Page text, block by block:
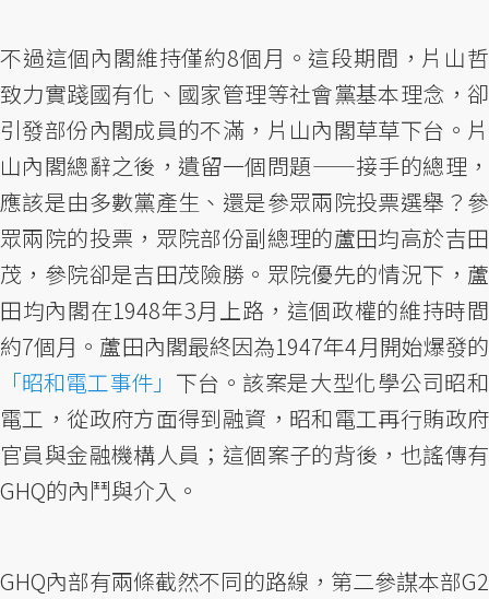
不過這個內閣維持僅約8個月。這段期間，片山哲
致力實踐國有化、國家管理等社會黨基本理念，卻
引發部份內閣成員的不滿，片山內閣草草下台。片
山內閣總辭之後，遺留一個問題——接手的總理，
應該是由多數黨產生、還是參眾兩院投票選舉？參
眾兩院的投票，眾院部份副總理的蘆田均高於吉田
茂，參院卻是吉田茂險勝。眾院優先的情況下，蘆
田均內閣在1948年3月上路，這個政權的維持時間
約7個月。蘆田內閣最終因為1947年4月開始爆發的
「昭和電工事件」 下台。該案是大型化學公司昭和
電工，從政府方面得到融資，昭和電工再行賄政府
官員與金融機構人員；這個案子的背後，也謠傳有
GHQ的內鬥與介入。
GHQ內部有兩條截然不同的路線，第二參謀本部G2